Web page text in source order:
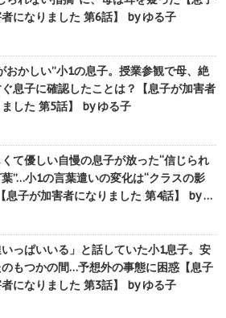
になりました 第6話】 by ゆる子
おかしい”小1の息子。授業参観で母、絶
息子に確認したことは？【息子が加害者
した 第5話】 by ゆる子
て優しい自慢の息子が放った“信じられ
”…小1の言葉遣いの変化は“クラスの影
息子が加害者になりました 第4話】 by …
いっぱいいる」と話していた小1息子。安
もつかの間…予想外の事態に困惑【息子
になりました 第3話】 by ゆる子